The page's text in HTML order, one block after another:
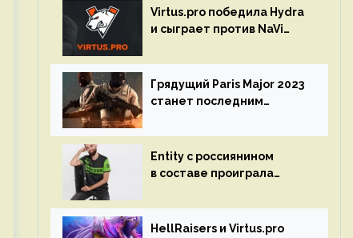
Virtus.pro победила Hydra
и сыграет против NaVi
Circuit
Грядущий Paris Major 2023
станет последним
GO
Entity с россиянином
в составе проиграла
Circuit 2023
HellRaisers и Virtus.pro